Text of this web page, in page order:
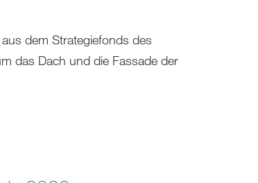
dem Strategiefonds des
das Dach und die Fassade der